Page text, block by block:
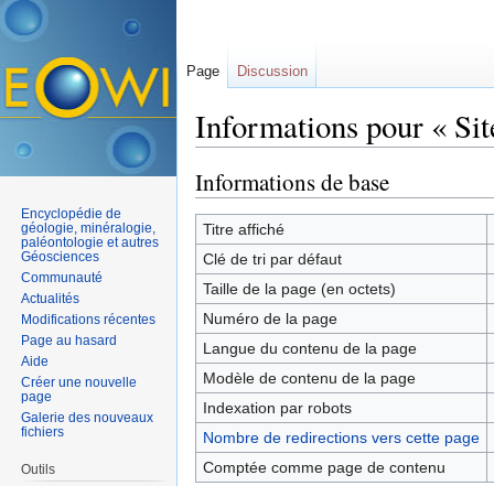
Informations pour «
Informations de base
Titre affiché
Clé de tri par défaut
Taille de la page (en octets)
Numéro de la page
Langue du contenu de la page
Modèle de contenu de la page
Indexation par robots
Nombre de redirections vers cette page
Comptée comme page de contenu
Page Discussion
Encyclopédie de
géologie, minéralogie,
paléontologie et autres
Géosciences
Communauté
Actualités
Modifications récentes
Page au hasard
Aide
Créer une nouvelle
page
Galerie des nouveaux
fichiers
Outils